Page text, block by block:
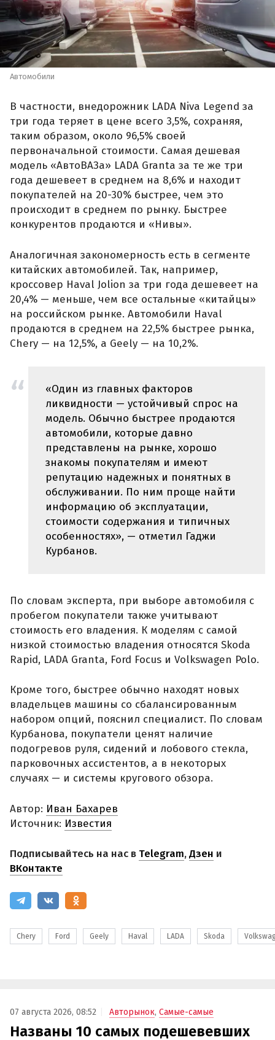
Автомобили
В частности, внедорожник LADA Niva Legend за
три года теряет в цене всего 3,5%, сохраняя,
таким образом, около 96,5% своей
первоначальной стоимости. Самая дешевая
модель «АвтоВАЗа» LADA Granta за те же три
года дешевеет в среднем на 8,6% и находит
покупателей на 20-30% быстрее, чем это
происходит в среднем по рынку. Быстрее
конкурентов продаются и «Нивы».
Аналогичная закономерность есть в сегменте
китайских автомобилей. Так, например,
кроссовер Haval Jolion за три года дешевеет на
20,4% — меньше, чем все остальные «китайцы»
на российском рынке. Автомобили Haval
продаются в среднем на 22,5% быстрее рынка,
Chery — на 12,5%, а Geely — на 10,2%.
«Один из главных факторов
ликвидности — устойчивый спрос на
модель. Обычно быстрее продаются
автомобили, которые давно
представлены на рынке, хорошо
знакомы покупателям и имеют
репутацию надежных и понятных в
обслуживании. По ним проще найти
информацию об эксплуатации,
стоимости содержания и типичных
особенностях», — отметил Гаджи
Курбанов.
По словам эксперта, при выборе автомобиля с
пробегом покупатели также учитывают
стоимость его владения. К моделям с самой
низкой стоимостью владения относятся Skoda
Rapid, LADA Granta, Ford Focus и Volkswagen Polo.
Кроме того, быстрее обычно находят новых
владельцев машины со сбалансированным
набором опций, пояснил специалист. По словам
Курбанова, покупатели ценят наличие
подогревов руля, сидений и лобового стекла,
парковочных ассистентов, а в некоторых
случаях — и системы кругового обзора.
Автор: Иван Бахарев
Источник: Известия
Подписывайтесь на нас в Telegram,Дзен и
ВКонтакте
Chery Ford Geely Haval LADA Skoda
07 августа 2026, 08:52 Авторынок, Самые-самые
Названы 10 самых подешевевших